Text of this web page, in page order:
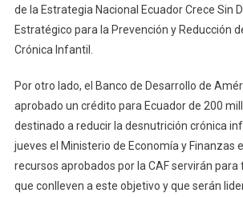
de la Estrategia Nacional Ecuador Crece Sin
Estratégico para la Prevención y Reducción
Crónica Infantil.
Por otro lado, el Banco de Desarrollo de
aprobado un crédito para Ecuador de 200
destinado a reducir la desnutrición crónica
jueves el Ministerio de Economía y Finanzas
recursos aprobados por la CAF servirán para
que conlleven a este objetivo y que serán